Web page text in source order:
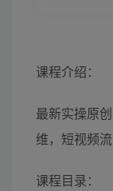
课程介绍：
最新实操原
维，短视频
课程目录：